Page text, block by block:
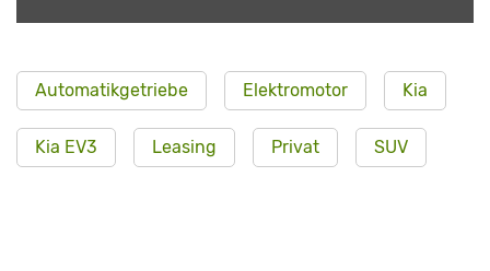
Automatikgetriebe Elektromotor Kia
Kia EV3 Leasing Privat SUV